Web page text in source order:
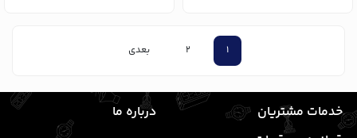
1
2 بعدی
خدمات مشتریان
درباره ما